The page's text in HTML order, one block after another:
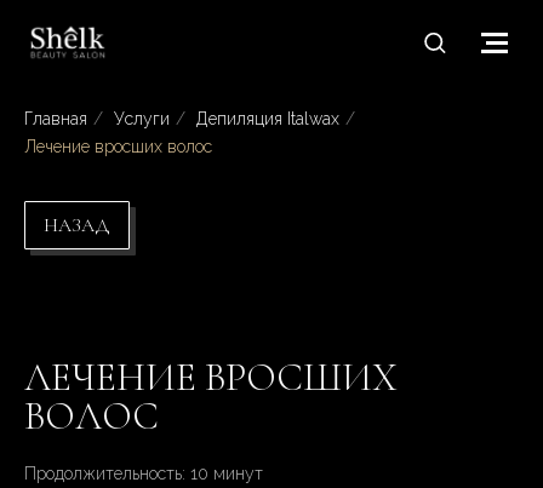
Главная / Услуги / Депиляция Italwax /
Лечение вросших волос
НАЗАД
ЛЕЧЕНИЕ ВРОСШИХ
ВОЛОС
Продолжительность: 10 минут